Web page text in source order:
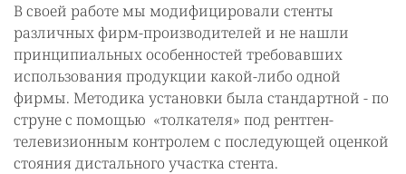
В своей работе мы модифицировали стенты
различных фирм-производителей и не нашли
принципиальных особенностей требовавших
использования продукции какой-либо одной
фирмы. Методика установки была стандартной - по
струне с помощью «толкателя» под рентген-
телевизионным контролем с последующей оценкой
стояния дистального участка стента.